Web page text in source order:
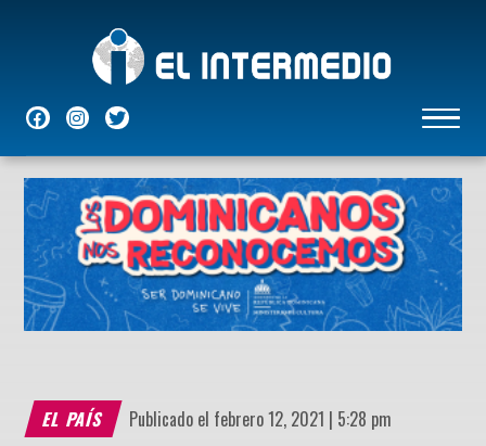
NACIONALES INTERNACIONALESECONÓMICASDEPORTES ENTRETENIMIENTO
EL PAÍS Publicado el febrero 12, 2021 | 5:28 pm